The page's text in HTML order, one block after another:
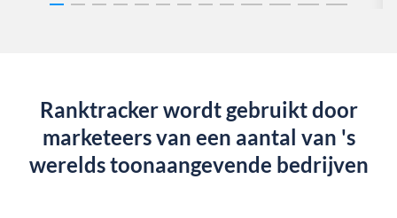
Ranktracker wordt gebruikt door
marketeers van een aantal van 's
werelds toonaangevende bedrijven